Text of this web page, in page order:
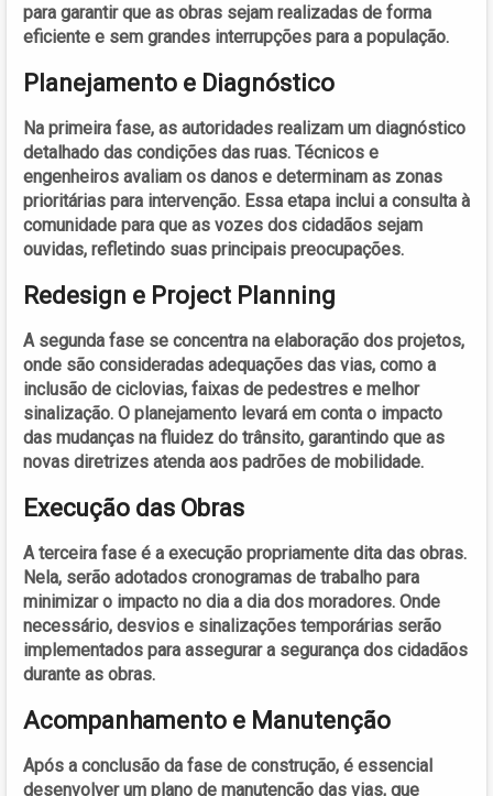
para garantir que as obras sejam realizadas de forma
eficiente e sem grandes interrupções para a população.
Planejamento e Diagnóstico
Na primeira fase, as autoridades realizam um diagnóstico
detalhado das condições das ruas. Técnicos e
engenheiros avaliam os danos e determinam as zonas
prioritárias para intervenção. Essa etapa inclui a consulta à
comunidade para que as vozes dos cidadãos sejam
ouvidas, refletindo suas principais preocupações.
Redesign e Project Planning
A segunda fase se concentra na elaboração dos projetos,
onde são consideradas adequações das vias, como a
inclusão de ciclovias, faixas de pedestres e melhor
sinalização. O planejamento levará em conta o impacto
das mudanças na fluidez do trânsito, garantindo que as
novas diretrizes atenda aos padrões de mobilidade.
Execução das Obras
A terceira fase é a execução propriamente dita das obras.
Nela, serão adotados cronogramas de trabalho para
minimizar o impacto no dia a dia dos moradores. Onde
necessário, desvios e sinalizações temporárias serão
implementados para assegurar a segurança dos cidadãos
durante as obras.
Acompanhamento e Manutenção
Após a conclusão da fase de construção, é essencial
desenvolver um plano de manutenção das vias, que